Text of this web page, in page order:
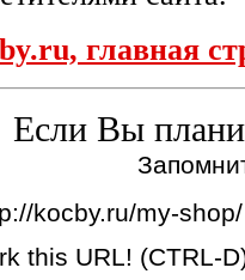
главная
Если Вы
kocby.ru/my-shop/
this URL! (CTRL-